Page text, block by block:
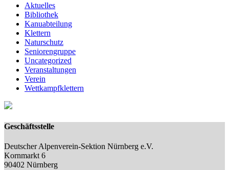
Aktuelles
Bibliothek
Kanuabteilung
Klettern
Naturschutz
Seniorengruppe
Uncategorized
Veranstaltungen
Verein
Wettkampfklettern
Geschäftsstelle
Deutscher Alpenverein-Sektion Nürnberg e.V.
Kornmarkt 6
90402 Nürnberg